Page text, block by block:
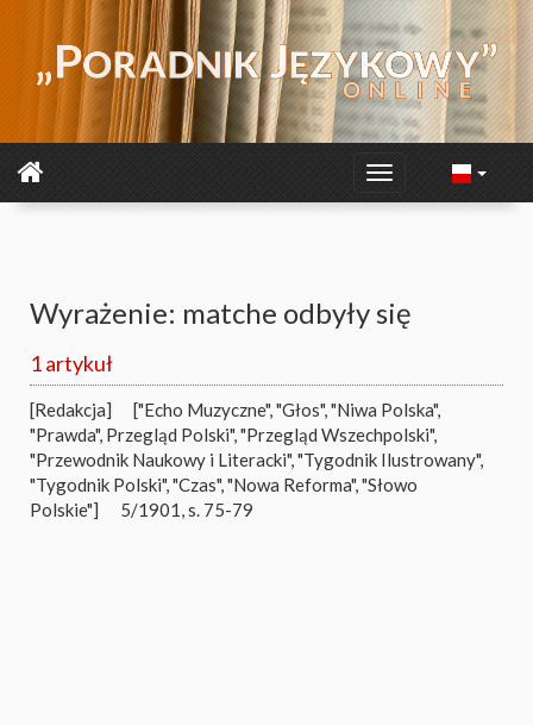
Wyrażenie: matche odbyły się
1 artykuł
[Redakcja]
["Echo Muzyczne", "Głos", "Niwa Polska",
"Prawda", Przegląd Polski", "Przegląd Wszechpolski",
"Przewodnik Naukowy i Literacki", "Tygodnik Ilustrowany",
"Tygodnik Polski", "Czas", "Nowa Reforma", "Słowo
Polskie"]
5/1901, s. 75-79